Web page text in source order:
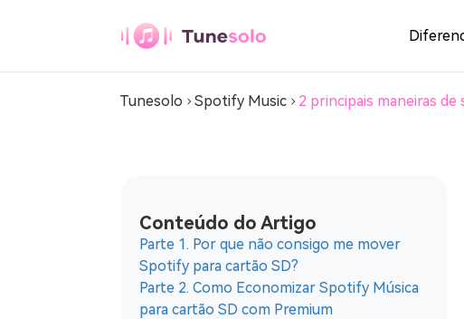
Conversor de
música do Youtube
Baixar música do Youtube para MP3
Spotify Conversor de música Spotify
Tunesolo Spotify Music 2 principais maneiras
Conteúdo do Artigo
Parte 1. Por que não consigo me mover
Spotify para cartão SD?
Parte 2. Como Economizar Spotify Música
para cartão SD com Premium